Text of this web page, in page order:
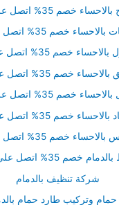
اتصل علي 0550396627
35% اتصل علي 0550396627
35% اتصل علي 0550396627
اتصل علي 0550396627
اتصل علي 0550396627
اتصل علي 0550396627
35% اتصل علي 0550396627
اتصل علي 0550396627
شركة تنظيف بالدمام
وتركيب طارد حمام